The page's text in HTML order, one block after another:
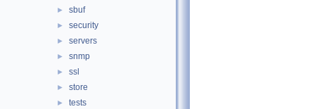
► sbuf
► security
► servers
► snmp
► ssl
► store
► tests